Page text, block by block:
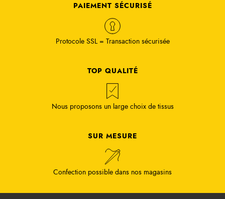
PAIEMENT SÉCURISÉ
Protocole SSL = Transaction sécurisée
TOP QUALITÉ
Nous proposons un large choix de tissus
SUR MESURE
Confection possible dans nos magasins